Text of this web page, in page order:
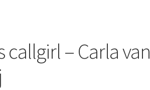
callgirl – Carla van